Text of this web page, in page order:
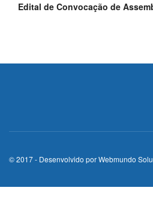
Edital de Convocação de
© 2017 - Desenvolvido porWebmundo